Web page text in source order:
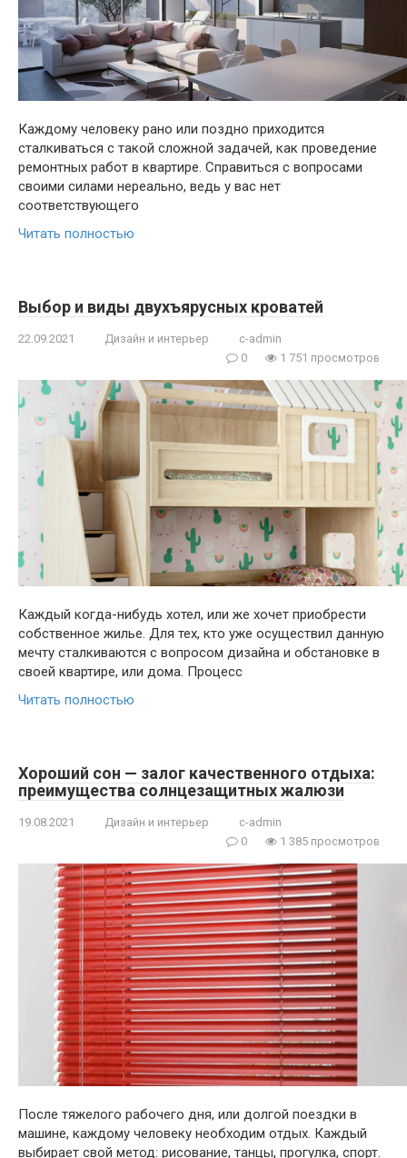
Каждому человеку рано или поздно приходится
сталкиваться с такой сложной задачей, как проведение
ремонтных работ в квартире. Справиться с вопросами
своими силами нереально, ведь у вас нет
соответствующего
Читать полностью
Выбор и виды двухъярусных кроватей
22.09.2021 Дизайн и интерьер
c-admin
0
1 751 просмотров
Каждый когда-нибудь хотел, или же хочет приобрести
собственное жилье. Для тех, кто уже осуществил данную
мечту сталкиваются с вопросом дизайна и обстановке в
своей квартире, или дома. Процесс
Читать полностью
Хороший сон — залог качественного отдыха:
преимущества солнцезащитных жалюзи
19.08.2021 Дизайн и интерьер
c-admin
0
1 385 просмотров
После тяжелого рабочего дня, или долгой поездки в
машине, каждому человеку необходим отдых. Каждый
выбирает свой метод: рисование, танцы, прогулка, спорт.